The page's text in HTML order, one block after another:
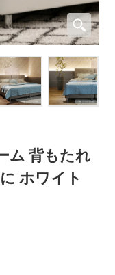
ム 背もたれ
ホワイト